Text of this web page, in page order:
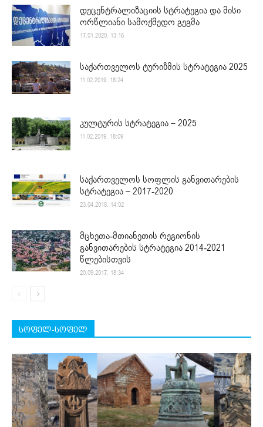
დეცენტრალიზაციის სტრატეგია და მისი
ორწლიანი სამოქმედო გეგმა
17.01.2020. 13:16
საქართველოს ტურიზმის სტრატეგია 2025
11.02.2019. 18:24
კულტურის სტრატეგია – 2025
11.02.2019. 18:09
საქართველოს სოფლის განვითარების
სტრატეგია – 2017-2020
23.04.2018. 14:02
მცხეთა-მთიანეთის რეგიონის
განვითარების სტრატეგია 2014-2021
წლებისთვის
20.09.2017. 18:34
სოფელ-სოფელ